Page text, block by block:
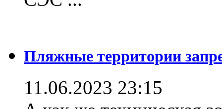
Пляжные территории
11.06.2023 23:15